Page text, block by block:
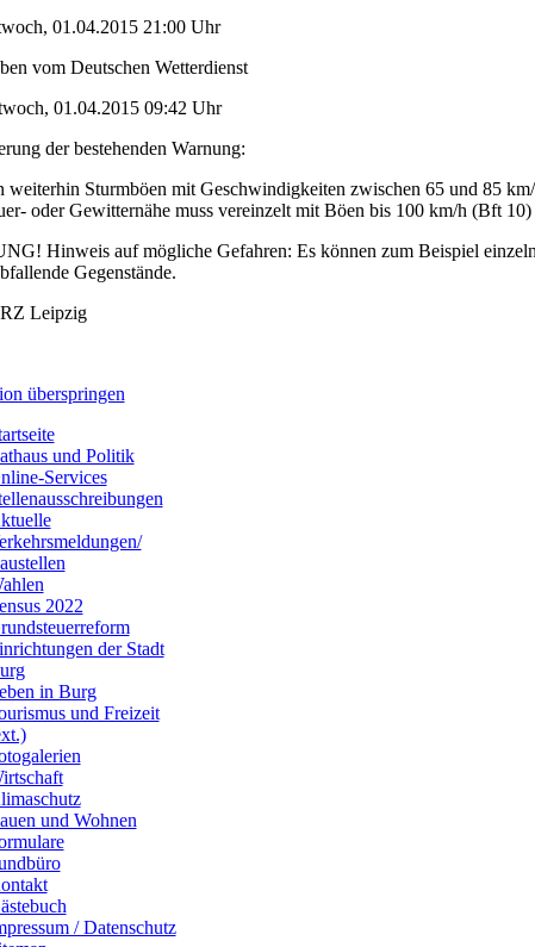
01.04.2015 21:00 Uhr
vom Deutschen Wetterdienst
01.04.2015 09:42 Uhr
der bestehenden Warnung:
weiterhin Sturmböen mit Geschwindigkeiten zwischen 65 und 85
oder Gewitternähe muss vereinzelt mit Böen bis 100 km/h (Bft 10)
Hinweis auf mögliche Gefahren: Es können zum Beispiel
Gegenstände.
Leipzig
überspringen
und Politik
Services
2022
der Stadt
in Burg
und Freizeit
und Wohnen
/ Datenschutz